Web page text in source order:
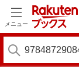
メニュー